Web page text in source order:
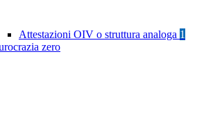
Attestazioni OIV o struttura analoga 1
zero